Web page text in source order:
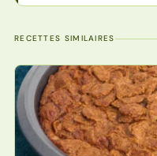
RECETTES SIMILAIRES